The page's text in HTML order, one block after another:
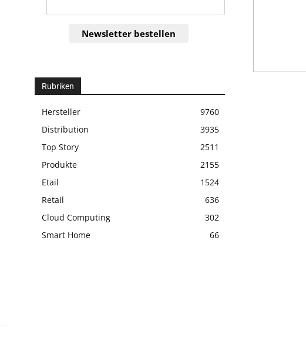
Newsletter bestellen
Rubriken
Hersteller
9760
Distribution
3935
Top Story
2511
Produkte
2155
Etail
1524
Retail
636
Cloud Computing
302
Smart Home
66